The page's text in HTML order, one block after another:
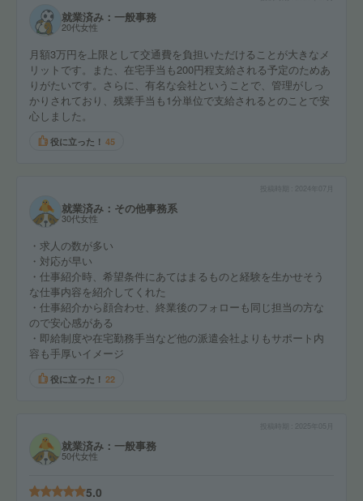
就業済み：一般事務
20代女性
月額3万円を上限として交通費を負担いただけることが大きなメ
リットです。また、在宅手当も200円程支給される予定のためあ
りがたいです。さらに、有名な会社ということで、管理がしっ
かりされており、残業手当も1分単位で支給されるとのことで安
心しました。
役に立った！ 45
2024年07月
就業済み：その他事務系
30代女性
・求人の数が多い
・対応が早い
・仕事紹介時、希望条件にあてはまるものと経験を生かせそう
な仕事内容を紹介してくれた
・仕事紹介から顔合わせ、終業後のフォローも同じ担当の方な
ので安心感がある
・即給制度や在宅勤務手当など他の派遣会社よりもサポート内
容も手厚いイメージ
役に立った！ 22
2025年05月
就業済み：一般事務
50代女性
5.0